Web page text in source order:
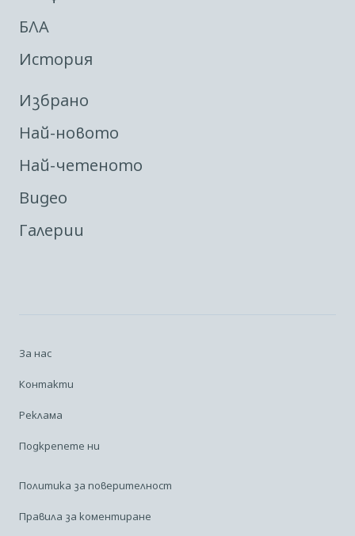
БЛА
История
Избрано
Най-новото
Най-четеното
Видео
Галерии
За нас
Контакти
Реклама
Подкрепете ни
Политика за поверителност
Правила за коментиране